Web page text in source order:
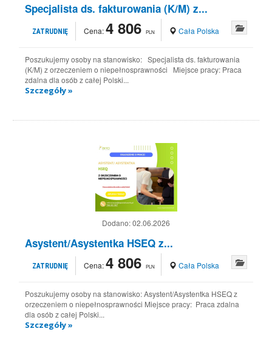
Specjalista ds. fakturowania (K/M) z...
ZATRUDNIĘ Cena:4 806 PLN Cała Polska
Poszukujemy osoby na stanowisko: Specjalista ds. fakturowania
(K/M) z orzeczeniem o niepełnosprawności Miejsce pracy: Praca
zdalna dla osób z całej Polski...
Szczegóły »
Dodano:02.06.2026
Asystent/Asystentka HSEQ z...
ZATRUDNIĘ Cena:4 806 PLN Cała Polska
Poszukujemy osoby na stanowisko: Asystent/Asystentka HSEQ z
orzeczeniem o niepełnosprawności Miejsce pracy: Praca zdalna
dla osób z całej Polski...
Szczegóły »